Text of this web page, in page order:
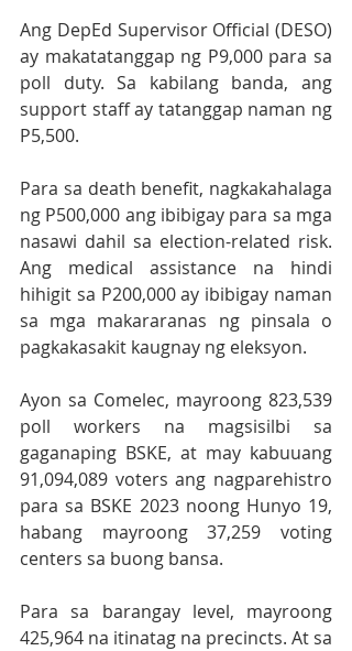
Ang DepEd Supervisor Official (DESO)
ay makatatanggap ng P9,000 para sa
poll duty. Sa kabilang banda, ang
support staff ay tatanggap naman ng
P5,500.
Para sa death benefit, nagkakahalaga
ng P500,000 ang ibibigay para sa mga
nasawi dahil sa election-related risk.
Ang medical assistance na hindi
hihigit sa P200,000 ay ibibigay naman
sa mga makararanas ng pinsala o
pagkakasakit kaugnay ng eleksyon.
Ayon sa Comelec, mayroong 823,539
poll workers na magsisilbi sa
gaganaping BSKE, at may kabuuang
91,094,089 voters ang nagparehistro
para sa BSKE 2023 noong Hunyo 19,
habang mayroong 37,259 voting
centers sa buong bansa.
Para sa barangay level, mayroong
425,964 na itinatag na precincts. At sa